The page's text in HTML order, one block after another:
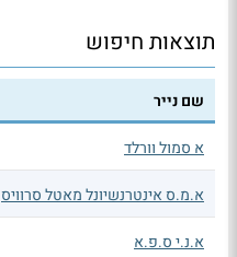
תוצאות חיפוש
שם נייר
א סמול וורלד
א.מ.ס אינטרנשיונל מאטל סרוויס
א.נ.י ס.פ.א